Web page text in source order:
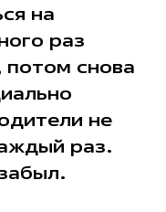
на
раз
потом снова
не
раз.